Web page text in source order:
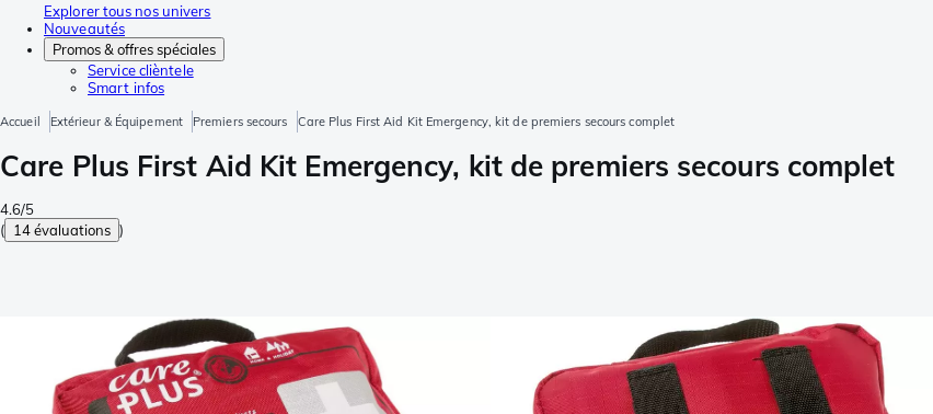
Explorer tous nos univers
Nouveautés
Promos & offres spéciales
Service clièntele
Smart infos
Accueil Extérieur & Équipement Premiers secours Care Plus First Aid Kit Emergency, kit de premiers secours complet
Care Plus First Aid Kit Emergency, kit de premiers secours complet
4.6/5
( 14 évaluations )